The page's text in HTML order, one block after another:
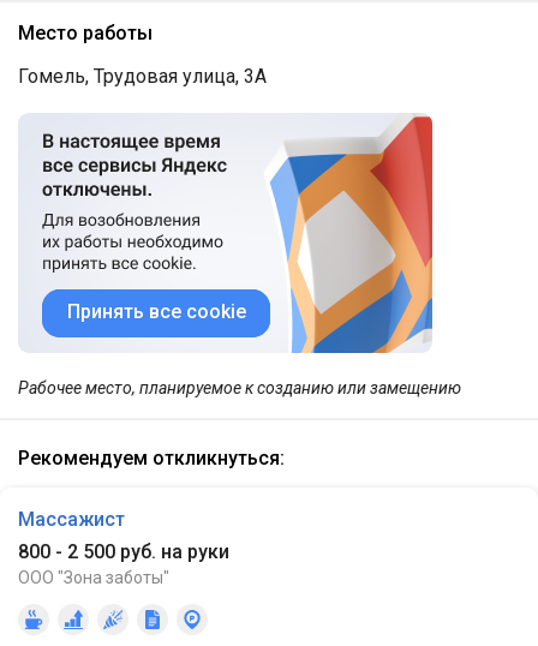
Место работы
Гомель, Трудовая улица, 3А
Принять все cookie
Рабочее место, планируемое к созданию или замещению
Рекомендуем откликнуться:
Массажист
800 - 2 500 руб. на руки
ООО "Зона заботы"